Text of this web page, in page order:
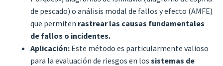
de pescado) o análisis modal de fallos y efecto (AMFE)
que permiten rastrear las causas fundamentales
de fallos o incidentes.
Aplicación: Este método es particularmente valioso
para la evaluación de riesgos en los sistemas de